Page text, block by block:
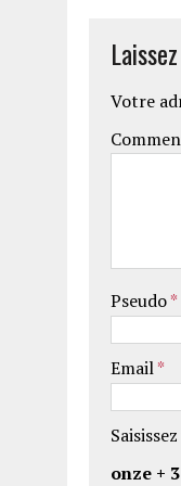
Votre
Pseudo*
Email*
onze +